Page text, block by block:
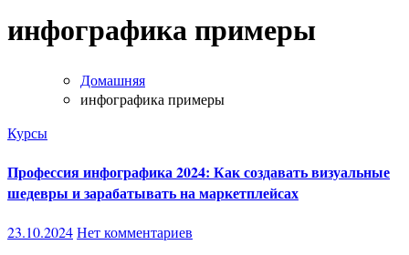
инфографика примеры
Домашняя
инфографика примеры
Курсы
Профессия инфографика 2024: Как создавать визуальные
шедевры и зарабатывать на маркетплейсах
23.10.2024Нет комментариев